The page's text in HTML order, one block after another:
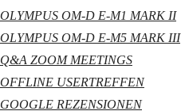
OLYMPUS OM-D E-M1 MARK II
OLYMPUS OM-D E-M5 MARK III
Q&A ZOOM MEETINGS
OFFLINE USERTREFFEN
GOOGLE REZENSIONEN